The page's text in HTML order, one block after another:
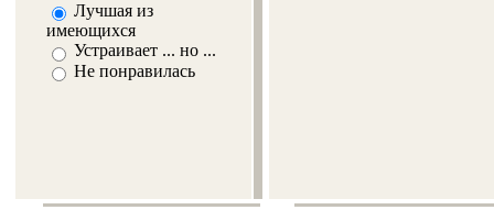
Лучшая из
имеющихся
Устраивает ... но ...
Не понравилась